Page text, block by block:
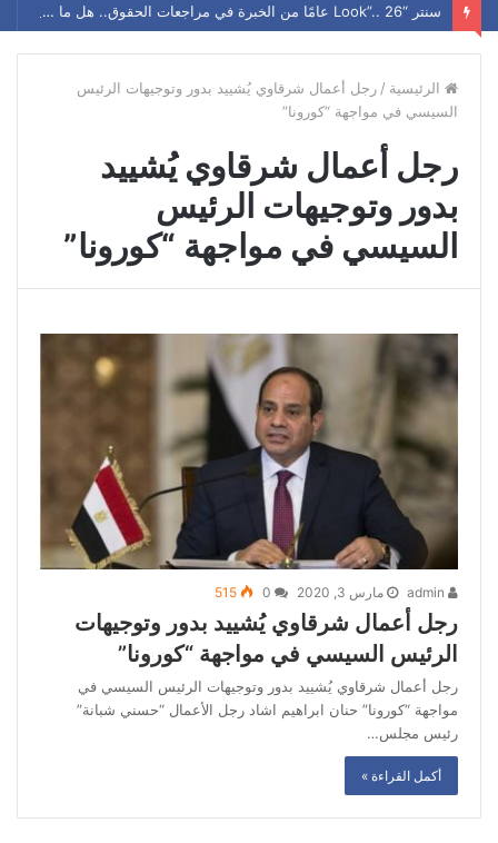
سنتر “Look”.. 26 عامًا من الخبرة في مراجعات الحقوق.. هل ما زال يحافظ على مكانته بين الطلاب؟
الرئيسية / رجل أعمال شرقاوي يُشييد بدور وتوجيهات الرئيس
السيسي في مواجهة “كورونا”
رجل أعمال شرقاوي يُشييد
بدور وتوجيهات الرئيس
السيسي في مواجهة “كورونا”
مارس 3, 2020 515
رجل أعمال شرقاوي يُشييد بدور وتوجيهات
الرئيس السيسي في مواجهة “كورونا”
رجل أعمال شرقاوي يُشييد بدور وتوجيهات الرئيس السيسي في
مواجهة “كورونا” حنان ابراهيم اشاد رجل الأعمال “حسني شبانة”
رئيس مجلس…
أكمل القراءة »